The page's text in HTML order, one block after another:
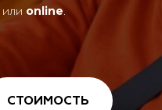
или online.
СТОИМОСТЬ